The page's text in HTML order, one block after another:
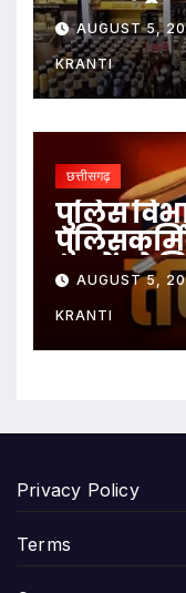
आबकारी
AUGUST 5,
KRANTI
छत्तीसगढ़
पुलिस
थानों को
AUGUST 5,
KRANTI
Privacy Policy
Terms